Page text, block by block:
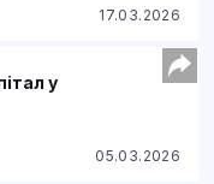
17.03.2026
у
05.03.2026